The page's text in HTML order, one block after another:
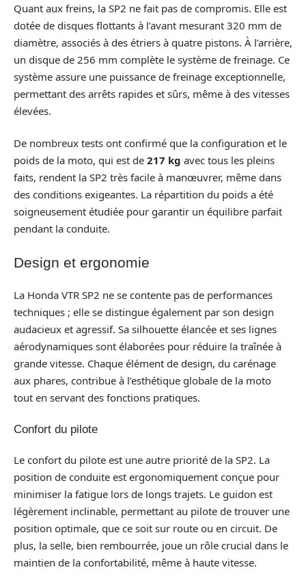
Quant aux freins, la SP2 ne fait pas de compromis. Elle est
dotée de disques flottants à l’avant mesurant 320 mm de
diamètre, associés à des étriers à quatre pistons. À l’arrière,
un disque de 256 mm complète le système de freinage. Ce
système assure une puissance de freinage exceptionnelle,
permettant des arrêts rapides et sûrs, même à des vitesses
élevées.
De nombreux tests ont confirmé que la configuration et le
poids de la moto, qui est de 217 kg avec tous les pleins
faits, rendent la SP2 très facile à manœuvrer, même dans
des conditions exigeantes. La répartition du poids a été
soigneusement étudiée pour garantir un équilibre parfait
pendant la conduite.
Design et ergonomie
La Honda VTR SP2 ne se contente pas de performances
techniques ; elle se distingue également par son design
audacieux et agressif. Sa silhouette élancée et ses lignes
aérodynamiques sont élaborées pour réduire la traînée à
grande vitesse. Chaque élément de design, du carénage
aux phares, contribue à l’esthétique globale de la moto
tout en servant des fonctions pratiques.
Confort du pilote
Le confort du pilote est une autre priorité de la SP2. La
position de conduite est ergonomiquement conçue pour
minimiser la fatigue lors de longs trajets. Le guidon est
légèrement inclinable, permettant au pilote de trouver une
position optimale, que ce soit sur route ou en circuit. De
plus, la selle, bien rembourrée, joue un rôle crucial dans le
maintien de la confortabilité, même à haute vitesse.